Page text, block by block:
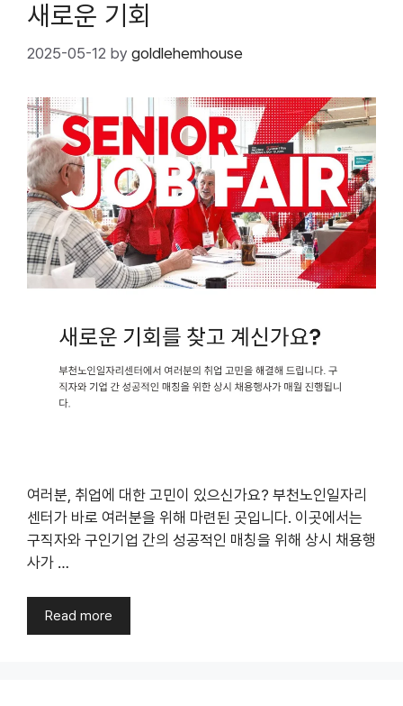
새로운 기회
2025-05-12 by goldlehemhouse
여러분, 취업에 대한 고민이 있으신가요? 부천노인일자리
센터가 바로 여러분을 위해 마련된 곳입니다. 이곳에서는
구직자와 구인기업 간의 성공적인 매칭을 위해 상시 채용행
사가 …
Read more